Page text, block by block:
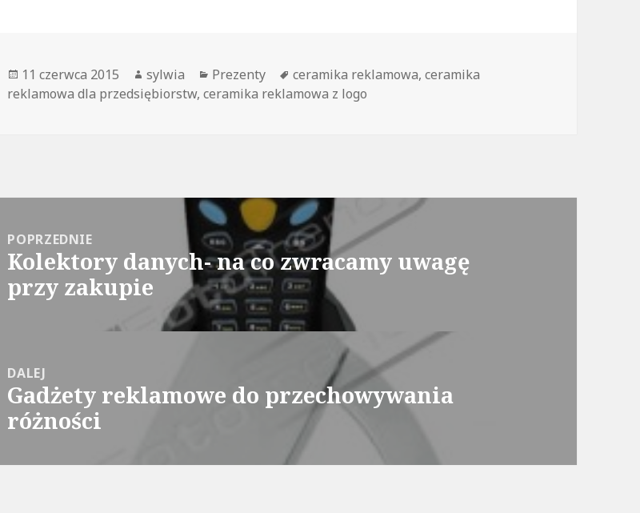
Opublikowano
11 czerwca 2015 Autor
sylwia Kategorie
Prezenty Tagi
ceramika reklamowa,ceramika
reklamowa dla przedsiębiorstw,ceramika reklamowa z logo
POPRZEDNIE
Poprzedni
wpis:
Kolektory danych- na co zwracamy uwagę
przy zakupie
DALEJ
Następny
wpis:
Gadżety reklamowe do przechowywania
różności